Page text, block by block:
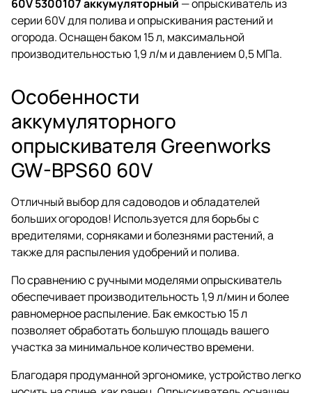
60V 5300107 аккумуляторный — опрыскиватель из
серии 60V для полива и опрыскивания растений и
огорода. Оснащен баком 15 л, максимальной
производительностью 1,9 л/м и давлением 0,5 МПа.
Особенности
аккумуляторного
опрыскивателя Greenworks
GW-BPS60 60V
Отличный выбор для садоводов и обладателей
больших огородов! Используется для борьбы с
вредителями, сорняками и болезнями растений, а
также для распыления удобрений и полива.
По сравнению с ручными моделями опрыскиватель
обеспечивает производительность 1,9 л/мин и более
равномерное распыление. Бак емкостью 15 л
позволяет обработать большую площадь вашего
участка за минимальное количество времени.
Благодаря продуманной эргономике, устройство легко